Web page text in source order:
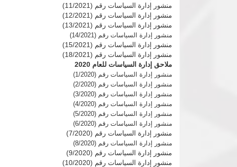
منشور إدارة السياسات رقم (11/2021)
منشور إدارة السياسات رقم (12/2021)
منشور إدارة السياسات رقم (13/2021)
منشور إدارة السياسات رقم (14/2021)
منشور إدارة السياسات رقم (15/2021)
منشور إدارة السياسات رقم (18/2021)
ملاحق إدارة السياسات للعام 2020
منشور إدارة السياسات رقم (1/2020)
منشور إدارة السياسات رقم (2/2020)
منشور إدارة السياسات رقم (3/2020)
منشور إدارة السياسات رقم (4/2020)
منشور إدارة السياسات رقم (5/2020)
منشور إدارة السياسات رقم (6/2020)
منشور إدارة السياسات رقم (7/2020)
منشور إدارة السياسات رقم (8/2020)
منشور إدارة السياسات رقم (9/2020)
منشور إدارة السياسات رقم (10/2020)